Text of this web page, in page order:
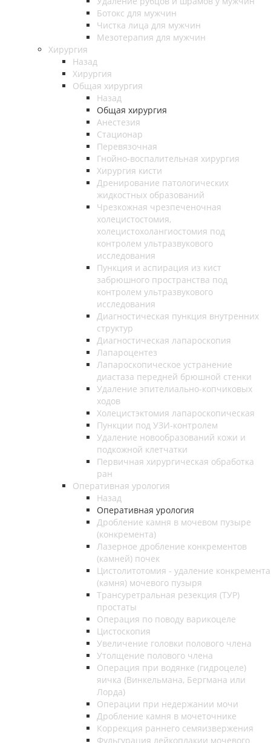
Ботокс для мужчин
Чистка лица для мужчин
Мезотерапия для мужчин
Хирургия
Назад
Хирургия
Общая хирургия
Назад
Общая хирургия
Анестезия
Стационар
Перевязочная
Гнойно-воспалительная хирургия
Хирургия кисти
Дренирование патологических
жидкостных образований
Чрезкожная чрезпеченочная
холецистостомия,
холецистохолангиостомия под
контролем ультразвукового
исследования
Пункция и аспирация из кист
забрюшного пространства под
контролем ультразвукового
исследования
Диагностическая пункция внутренних
структур
Диагностическая лапароскопия
Лапароцентез
Лапароскопическое устранение
диастаза передней брюшной стенки
Удаление эпителиально-копчиковых
ходов
Холецистэктомия лапароскопическая
Пункции под УЗИ-контролем
Удаление новообразований кожи и
подкожной клетчатки
Первичная хирургическая обработка
ран
Оперативная урология
Назад
Оперативная урология
Дробление камня в мочевом пузыре
(конкремента)
Лазерное дробление конкрементов
(камней) почек
Цистолитотомия - удаление конкремента
(камня) мочевого пузыря
Трансуретральная резекция (ТУР)
простаты
Операция по поводу варикоцеле
Цистоскопия
Увеличение головки полового члена
Утолщение полового члена
Операция при водянке (гидроцеле)
яичка (Винкельмана, Бергмана или
Лорда)
Операции при недержании мочи
Дробление камня в мочеточнике
Коррекция раннего семяизвержения
Фульгурация лейкоплакии мочевого